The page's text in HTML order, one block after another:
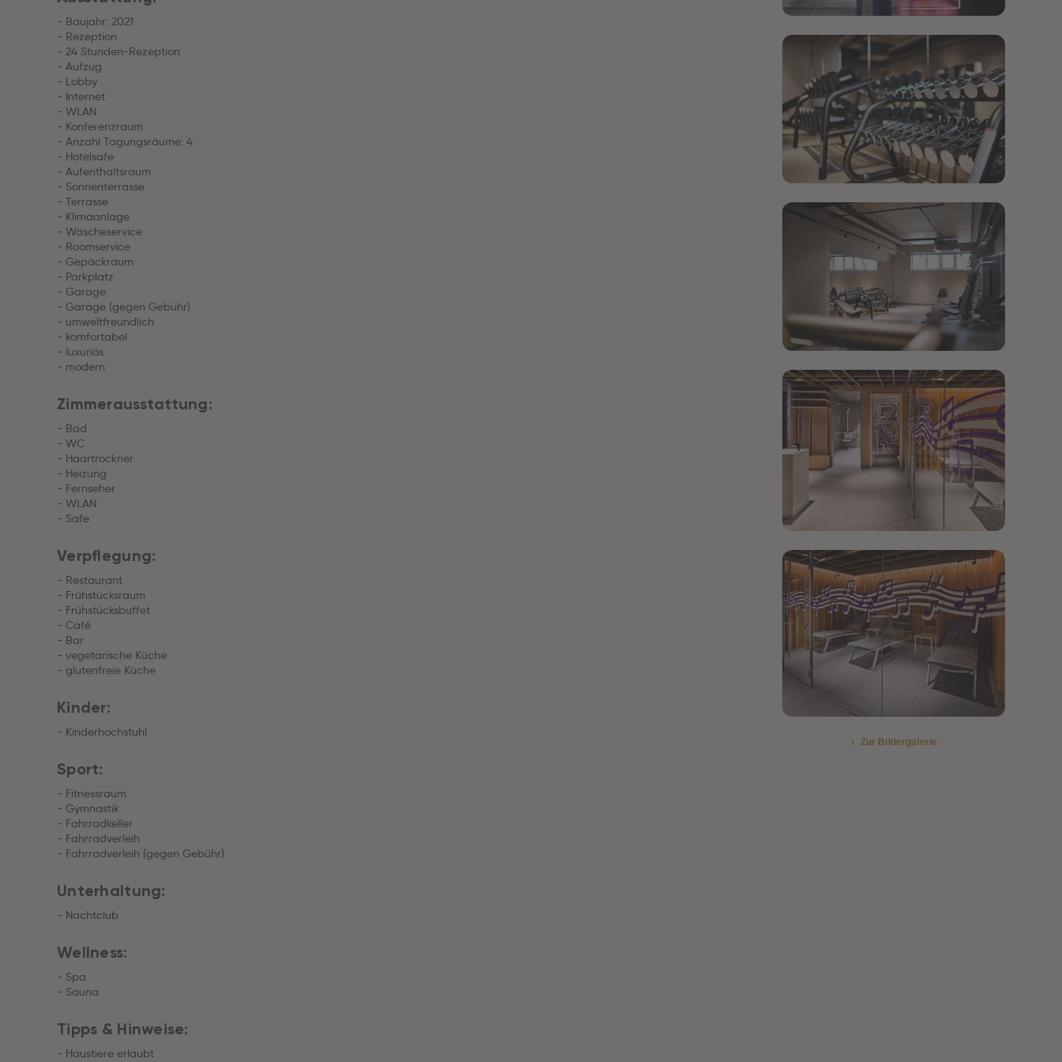
- Baujahr: 2021
- Rezeption
- 24 Stunden-Rezeption
- Aufzug
- Lobby
- Internet
- WLAN
- Konferenzraum
- Anzahl Tagungsräume: 4
- Hotelsafe
- Aufenthaltsraum
- Sonnenterrasse
- Terrasse
- Klimaanlage
- Wäscheservice
- Roomservice
- Gepäckraum
- Parkplatz
- Garage
- Garage (gegen Gebühr)
- umweltfreundlich
- komfortabel
- luxuriös
- modern
Zimmerausstattung:
- Bad
- WC
- Haartrockner
- Heizung
- Fernseher
- WLAN
- Safe
Verpflegung:
- Restaurant
- Frühstücksraum
- Frühstücksbuffet
- Café
- Bar
- vegetarische Küche
- glutenfreie Küche
Kinder:
- Kinderhochstuhl
Sport:
- Fitnessraum
- Gymnastik
- Fahrradkeller
- Fahrradverleih
- Fahrradverleih (gegen Gebühr)
Unterhaltung:
- Nachtclub
Wellness:
- Spa
- Sauna
Tipps & Hinweise:
- Haustiere erlaubt
Bildergalerie öffnen
Bildergalerie öffnen
Bildergalerie öffnen
Zur Bildergalerie